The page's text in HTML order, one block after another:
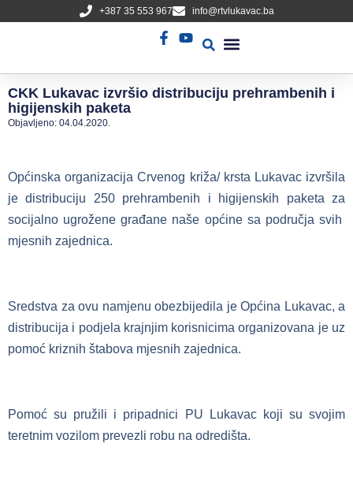
+387 35 553 967 info@rtvlukavac.ba
CKK Lukavac izvršio distribuciju prehrambenih i
higijenskih paketa
Objavljeno: 04.04.2020.
Općinska organizacija Crvenog križa/ krsta Lukavac izvršila
je distribuciju 250 prehrambenih i higijenskih paketa za
socijalno ugrožene građane naše općine sa područja svih
mjesnih zajednica.
Sredstva za ovu namjenu obezbijedila je Općina Lukavac, a
distribucija i podjela krajnjim korisnicima organizovana je uz
pomoć kriznih štabova mjesnih zajednica.
Pomoć su pružili i pripadnici PU Lukavac koji su svojim
teretnim vozilom prevezli robu na odredišta.